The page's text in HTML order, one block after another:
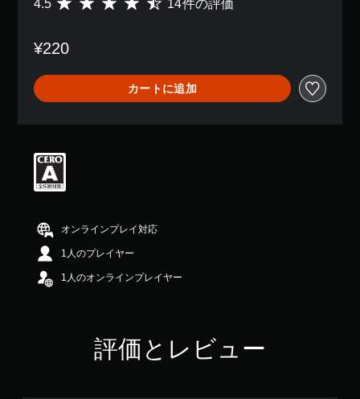
評
は
4
、
平
は
段
中
の
5
4.5 14件の評価
¥220
カートに追加
オンラインプレイ対応
1人のプレイヤー
1人のオンラインプレイヤー
評価とレビュー